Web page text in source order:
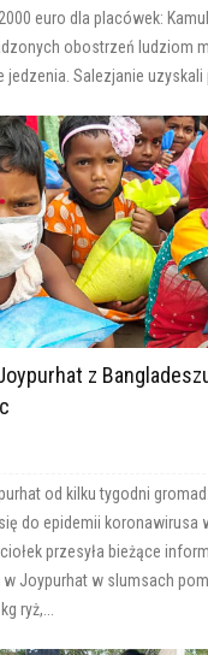
euro dla placówek:
obostrzeń ludziom
jedzenia. Salezjanie uzyskali
z
od kilku tygodni
do epidemii koronawirusa
przesyła bieżące
w Joypurhat w slumsach
ryż,...